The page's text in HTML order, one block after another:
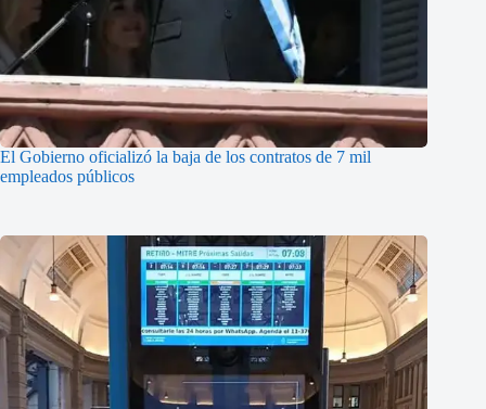
El Gobierno oficializó la baja de los contratos de 7 mil
empleados públicos